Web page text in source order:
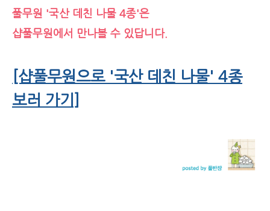
풀무원 '국산 데친 나물 4종'은
샵풀무원에서 만나볼 수 있답니다.
[샵풀무원으로 '국산 데친 나물' 4종
보러 가기]